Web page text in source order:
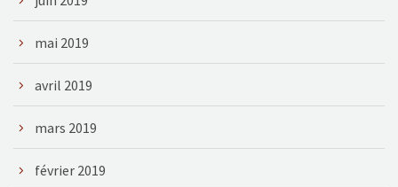
mai 2019
avril 2019
mars 2019
février 2019